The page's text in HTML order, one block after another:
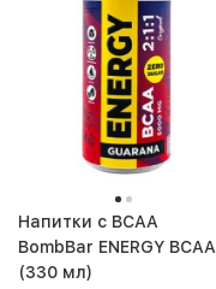
Напитки с BCAA
BombBar ENERGY BCAA
(330 мл)